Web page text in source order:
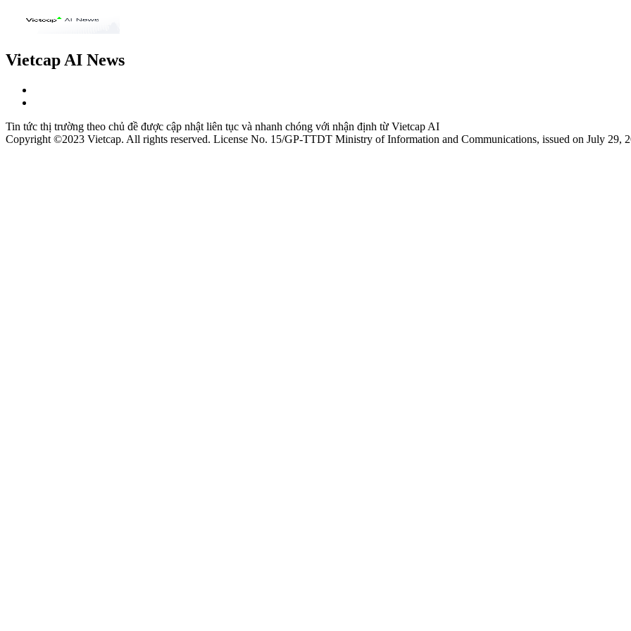
Vietcap AI News
Tin tức thị trường theo chủ đề được cập nhật liên tục và nhanh chóng với nhận định từ Vietcap AI
Copyright ©2023 Vietcap. All rights reserved. License No. 15/GP-TTDT Ministry of Information and Communications, issued on July 29,